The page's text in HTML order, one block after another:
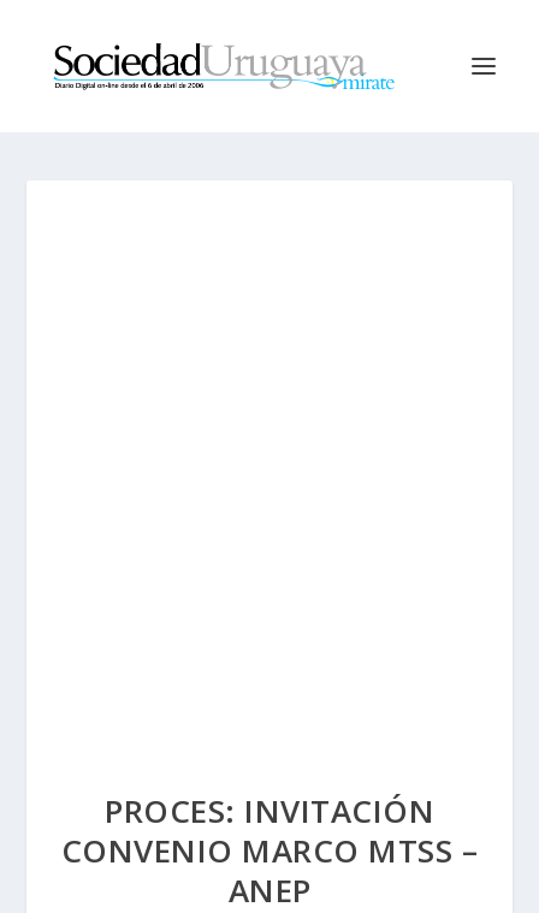
PROCES: INVITACIÓN
CONVENIO MARCO MTSS –
ANEP